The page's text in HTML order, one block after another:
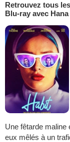
Retrouvez tous
Blu-ray avec Hana
Une fêtarde maline
eux mêlés à un